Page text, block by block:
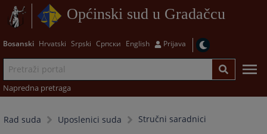
Općinski sud u Gradačcu
Bosanski Hrvatski Srpski Српски English Prijava
Napredna pretraga
Rad suda Uposlenici suda Stručni saradnici